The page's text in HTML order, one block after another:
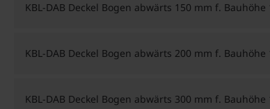
KBL-DAB Deckel Bogen abwärts 150 mm f.
KBL-DAB Deckel Bogen abwärts 200 mm f.
KBL-DAB Deckel Bogen abwärts 300 mm f.